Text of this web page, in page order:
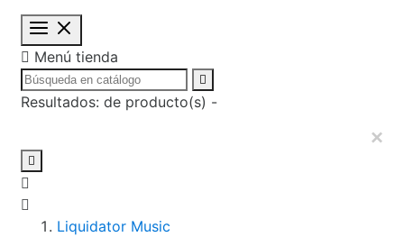
 Menú tienda

Resultados: de producto(s) -
×

Liquidator Music